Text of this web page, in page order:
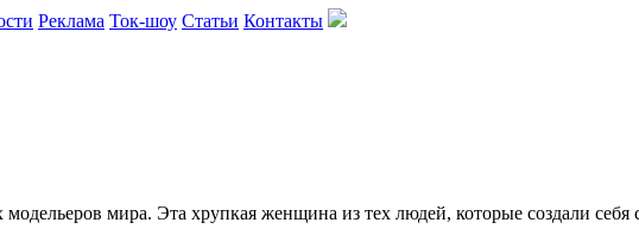
Реклама Ток-шоу Статьи Контакты
мира. Эта хрупкая женщина из тех людей, которые создали себя